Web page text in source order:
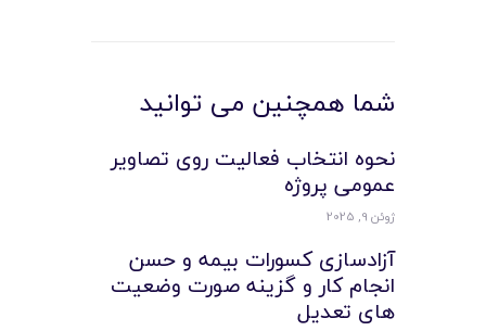
شما همچنین می توانید
نحوه انتخاب فعالیت روی تصاویر
عمومی پروژه
ژوئن 9, 2025
آزادسازی کسورات بیمه و حسن
انجام کار و گزینه صورت وضعیت
های تعدیل